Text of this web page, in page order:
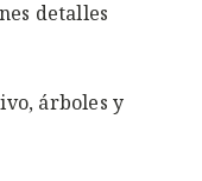
detalles
árboles y